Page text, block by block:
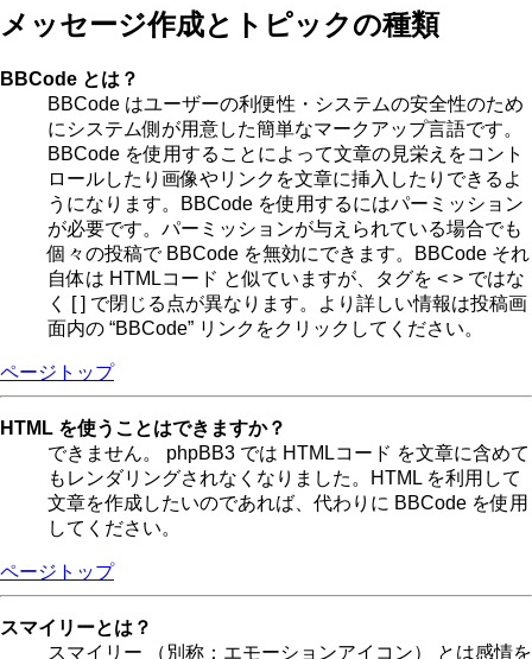
メッセージ作成とトピックの種類
BBCode とは？
BBCode はユーザーの利便性・システムの安全性のため
にシステム側が用意した簡単なマークアップ言語です。
BBCode を使用することによって文章の見栄えをコント
ロールしたり画像やリンクを文章に挿入したりできるよ
うになります。BBCode を使用するにはパーミッション
が必要です。パーミッションが与えられている場合でも
個々の投稿で BBCode を無効にできます。BBCode それ
自体は HTMLコード と似ていますが、タグを < > ではな
く [ ] で閉じる点が異なります。より詳しい情報は投稿画
面内の “BBCode” リンクをクリックしてください。
ページトップ
HTML を使うことはできますか？
できません。 phpBB3 では HTMLコード を文章に含めて
もレンダリングされなくなりました。HTML を利用して
文章を作成したいのであれば、代わりに BBCode を使用
してください。
ページトップ
スマイリーとは？
スマイリー （別称：エモーションアイコン） とは感情を